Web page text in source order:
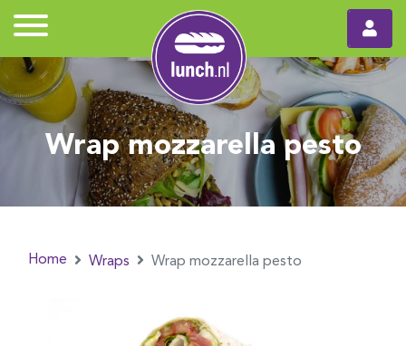
Wrap mozzarella pesto
Home Wraps Wrap mozzarella pesto